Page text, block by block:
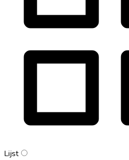
Lijst